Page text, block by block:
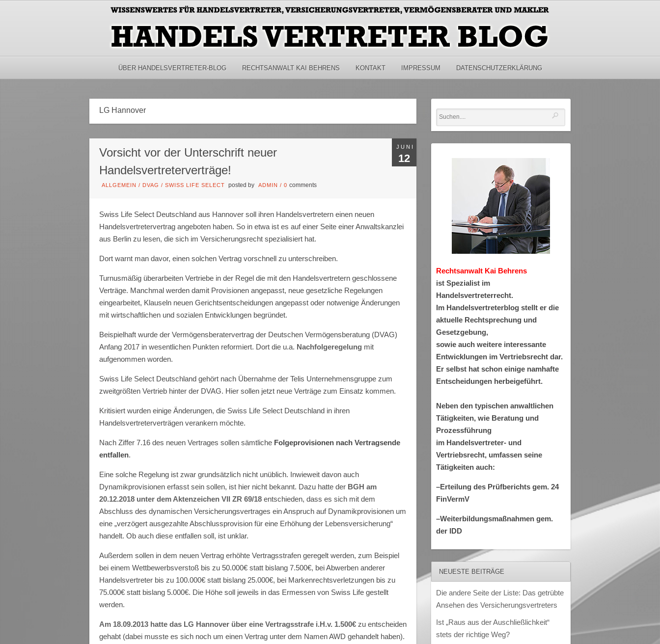
ÜBER HANDELSVERTRETER-BLOG RECHTSANWALT KAI BEHRENS KONTAKT IMPRESSUM DATENSCHUTZERKLÄRUNG
LG Hannover
JUNI
12
Vorsicht vor der Unterschrift neuer
Handelsvertreterverträge!
ALLGEMEIN / DVAG / SWISS LIFE SELECT posted by ADMIN / 0 comments
Swiss Life Select Deutschland aus Hannover soll ihren Handelsvertretern einen neuen
Handelsvertretervertrag angeboten haben. So in etwa ist es auf einer Seite einer Anwaltskanzlei
aus Berlin zu lesen, die sich im Versicherungsrecht spezialisiert hat.
Dort warnt man davor, einen solchen Vertrag vorschnell zu unterschreiben.
Turnusmäßig überarbeiten Vertriebe in der Regel die mit den Handelsvertretern geschlossene
Verträge. Manchmal werden damit Provisionen angepasst, neue gesetzliche Regelungen
eingearbeitet, Klauseln neuen Gerichtsentscheidungen angepasst oder notwenige Änderungen
mit wirtschaftlichen und sozialen Entwicklungen begründet.
Beispielhaft wurde der Vermögensberatervertrag der Deutschen Vermögensberatung (DVAG)
Anfang 2017 in wesentlichen Punkten reformiert. Dort die u.a. Nachfolgeregelung mit
aufgenommen worden.
Swiss Life Select Deutschland gehört nach Übernahme der Telis Unternehmensgruppe zum
zweitgrößten Vertrieb hinter der DVAG. Hier sollen jetzt neue Verträge zum Einsatz kommen.
Kritisiert wurden einige Änderungen, die Swiss Life Select Deutschland in ihren
Handelsvertreterverträgen verankern möchte.
Nach Ziffer 7.16 des neuen Vertrages sollen sämtliche Folgeprovisionen nach Vertragsende
entfallen.
Eine solche Regelung ist zwar grundsätzlich nicht unüblich. Inwieweit davon auch
Dynamikprovisionen erfasst sein sollen, ist hier nicht bekannt. Dazu hatte der BGH am
20.12.2018 unter dem Aktenzeichen VII ZR 69/18 entschieden, dass es sich mit dem
Abschluss des dynamischen Versicherungsvertrages ein Anspruch auf Dynamikprovisionen um
eine „verzögert ausgezahlte Abschlussprovision für eine Erhöhung der Lebensversicherung“
handelt. Ob auch diese entfallen soll, ist unklar.
Außerdem sollen in dem neuen Vertrag erhöhte Vertragsstrafen geregelt werden, zum Beispiel
bei einem Wettbewerbsverstoß bis zu 50.000€ statt bislang 7.500€, bei Abwerben anderer
Handelsvertreter bis zu 100.000€ statt bislang 25.000€, bei Markenrechtsverletzungen bis zu
75.000€ statt bislang 5.000€. Die Höhe soll jeweils in das Ermessen von Swiss Life gestellt
werden.
Am 18.09.2013 hatte das LG Hannover über eine Vertragsstrafe i.H.v. 1.500€ zu entscheiden
gehabt (dabei musste es sich noch um einen Vertrag unter dem Namen AWD gehandelt haben).
Rechtsanwalt Kai Behrens
ist Spezialist im
Handelsvertreterrecht.
Im Handelsvertreterblog stellt er die
aktuelle Rechtsprechung und
Gesetzgebung,
sowie auch weitere interessante
Entwicklungen im Vertriebsrecht dar.
Er selbst hat schon einige namhafte
Entscheidungen herbeigeführt.
Neben den typischen anwaltlichen
Tätigkeiten, wie Beratung und
Prozessführung
im Handelsvertreter- und
Vertriebsrecht, umfassen seine
Tätigkeiten auch:
–Erteilung des Prüfberichts gem. 24
FinVermV
–Weiterbildungsmaßnahmen gem.
der IDD
NEUESTE BEITRÄGE
Die andere Seite der Liste: Das getrübte
Ansehen des Versicherungsvertreters
Ist „Raus aus der Auschließlichkeit“
stets der richtige Weg?